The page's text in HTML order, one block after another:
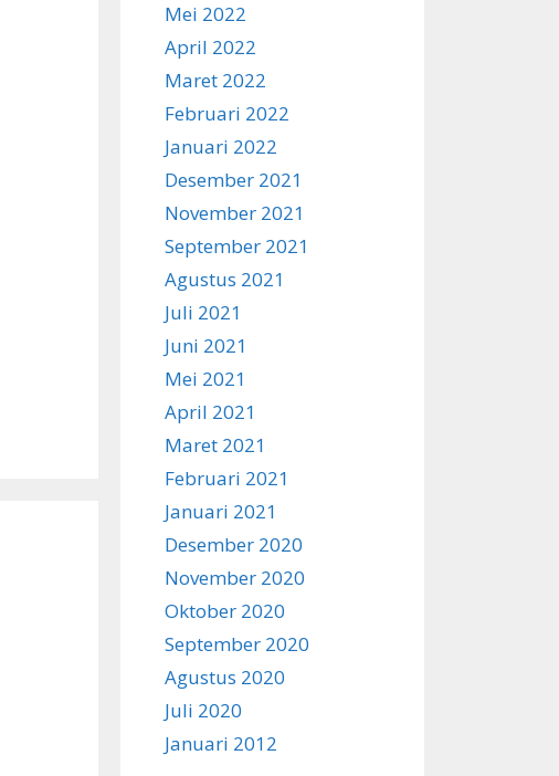
Mei 2022
April 2022
Maret 2022
Februari 2022
Januari 2022
Desember 2021
November 2021
September 2021
Agustus 2021
Juli 2021
Juni 2021
Mei 2021
April 2021
Maret 2021
Februari 2021
Januari 2021
Desember 2020
November 2020
Oktober 2020
September 2020
Agustus 2020
Juli 2020
Januari 2012